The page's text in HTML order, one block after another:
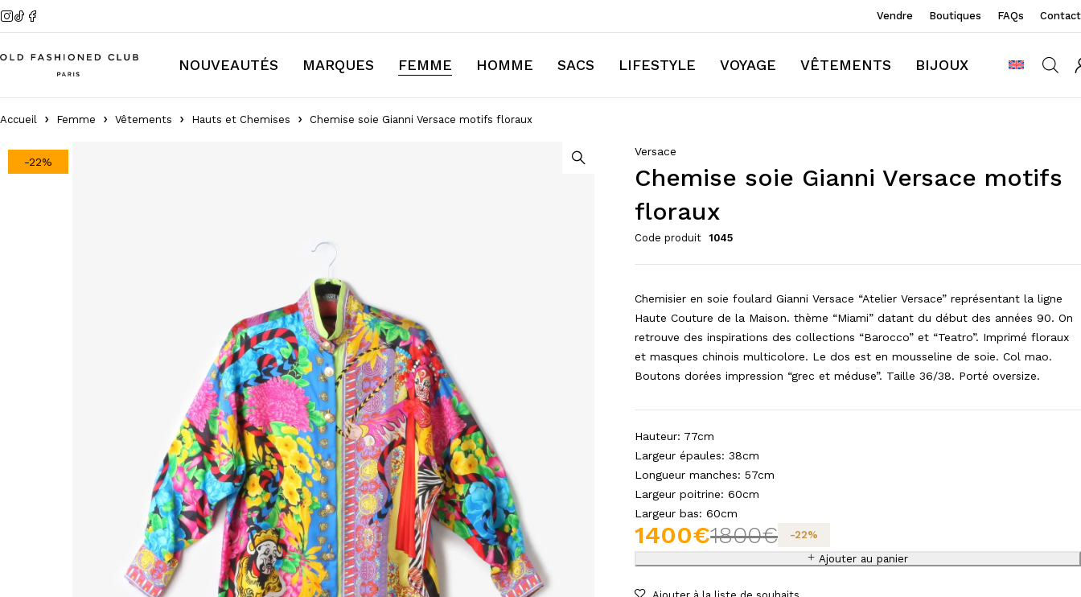
Vendre Boutiques FAQs Contact
NOUVEAUTÉS MARQUES FEMME HOMME SACS LIFESTYLE VOYAGE VÊTEMENTS BIJOUX
Accueil Femme Vêtements Hauts et Chemises Chemise soie Gianni Versace motifs floraux
-22%
Versace
Chemise soie Gianni Versace motifs
floraux
Code produit 1045
Chemisier en soie foulard Gianni Versace “Atelier Versace” représentant la ligne
Haute Couture de la Maison. thème “Miami” datant du début des années 90. On
retrouve des inspirations des collections “Barocco” et “Teatro”. Imprimé floraux
et masques chinois multicolore. Le dos est en mousseline de soie. Col mao.
Boutons dorées impression “grec et méduse”. Taille 36/38. Porté oversize.
Hauteur: 77cm
Largeur épaules: 38cm
Longueur manches: 57cm
Largeur poitrine: 60cm
Largeur bas: 60cm
1800€
1400€ -22%
Ajouter au panier